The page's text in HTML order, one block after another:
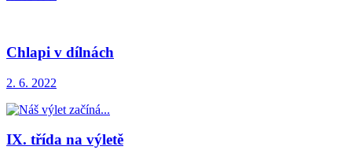
Chlapi v dílnách
2. 6. 2022
IX. třída na výletě